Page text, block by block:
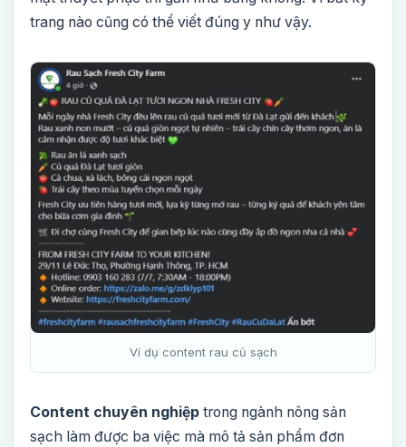
trang nào cũng có thể viết đúng y như vậy.
Ví dụ content rau củ sạch
Content chuyên nghiệp trong ngành nông sản
sạch làm được ba việc mà mô tả sản phẩm đơn